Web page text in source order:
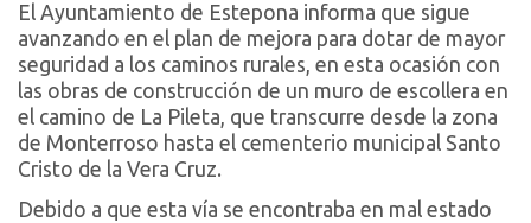
El Ayuntamiento de Estepona informa que sigue
avanzando en el plan de mejora para dotar de mayor
seguridad a los caminos rurales, en esta ocasión con
las obras de construcción de un muro de escollera en
el camino de La Pileta, que transcurre desde la zona
de Monterroso hasta el cementerio municipal Santo
Cristo de la Vera Cruz.
Debido a que esta vía se encontraba en mal estado